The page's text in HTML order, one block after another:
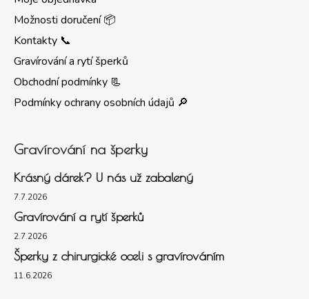
Možnosti doručení 📦
Kontakty 📞
Gravírování a rytí šperků
Obchodní podmínky 📃
Podmínky ochrany osobních údajů 🔎
Gravírování na šperky
Krásný dárek? U nás už zabalený
7.7.2026
Gravírování a rytí šperků
2.7.2026
Šperky z chirurgické oceli s gravírováním
11.6.2026